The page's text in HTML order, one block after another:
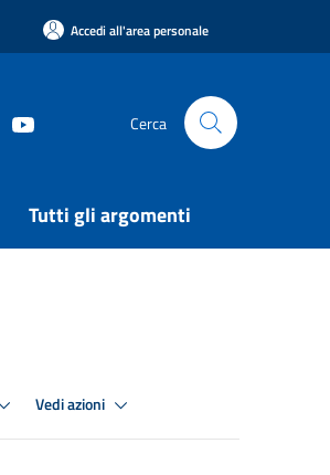
Accedi all'area personale
Cerca
Tutti gli argomenti
Vedi azioni